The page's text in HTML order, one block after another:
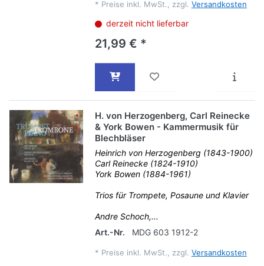
* Preise inkl. MwSt., zzgl. Versandkosten
derzeit nicht lieferbar
21,99 € *
H. von Herzogenberg, Carl Reinecke
& York Bowen - Kammermusik für
Blechbläser
Heinrich von Herzogenberg (1843-1900)
Carl Reinecke (1824-1910)
York Bowen (1884-1961)
Trios für Trompete, Posaune und Klavier
Andre Schoch,...
Art.-Nr.
MDG 603 1912-2
* Preise inkl. MwSt., zzgl. Versandkosten